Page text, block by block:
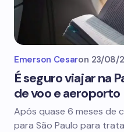
Emerson Cesaron 23/08/
É seguro viajar na
de voo e aeroporto
Após quase 6 meses de
para São Paulo para